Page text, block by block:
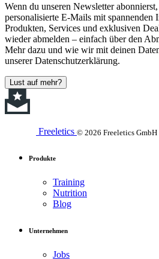
Wenn du unseren Newsletter
personalisierte E-Mails mit spannenden
Produkten, Services und exklusiven
wieder abmelden – einfach über den
Mehr dazu und wie wir mit deinen
unserer Datenschutzerklärung.
Lust auf mehr?
Freeletics © 2026 Freeletics GmbH
Produkte
Training
Nutrition
Blog
Unternehmen
Jobs